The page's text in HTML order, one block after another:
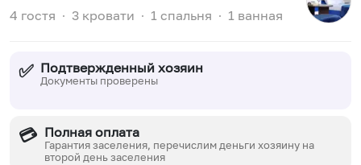
4 гостя ∙ 3 кровати ∙ 1 спальня ∙ 1 ванная
✅ Подтвержденный хозяин
Документы проверены
💳 Полная оплата
Гарантия заселения, перечислим деньги хозяину на
второй день заселения